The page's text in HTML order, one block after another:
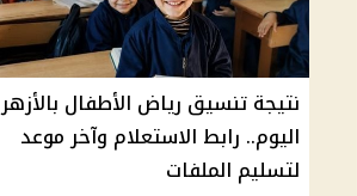
نتيجة تنسيق رياض الأطفال بالأزهر
اليوم.. رابط الاستعلام وآخر موعد
لتسليم الملفات